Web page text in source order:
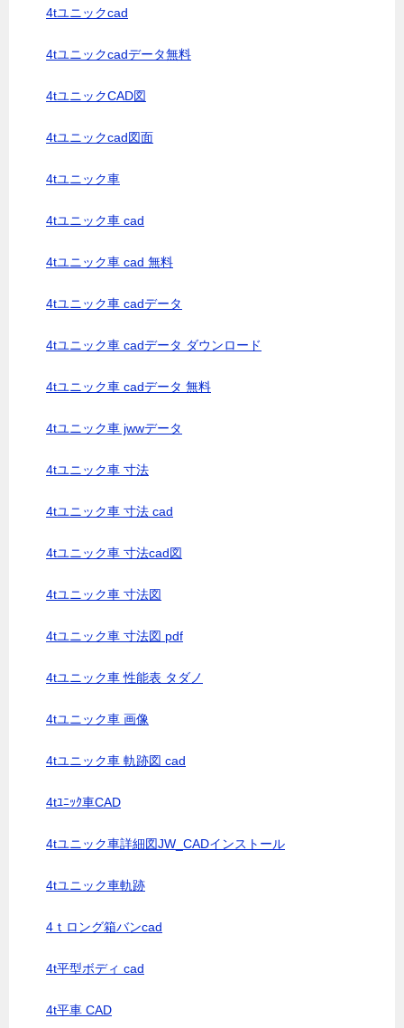
4tユニックcad
4tユニックcadデータ無料
4tユニックCAD図
4tユニックcad図面
4tユニック車
4tユニック車 cad
4tユニック車 cad 無料
4tユニック車 cadデータ
4tユニック車 cadデータ ダウンロード
4tユニック車 cadデータ 無料
4tユニック車 jwwデータ
4tユニック車 寸法
4tユニック車 寸法 cad
4tユニック車 寸法cad図
4tユニック車 寸法図
4tユニック車 寸法図 pdf
4tユニック車 性能表 タダノ
4tユニック車 画像
4tユニック車 軌跡図 cad
4tﾕﾆｯｸ車CAD
4tユニック車詳細図JW_CADインストール
4tユニック車軌跡
4ｔロング箱バンcad
4t平型ボディ cad
4t平車 CAD